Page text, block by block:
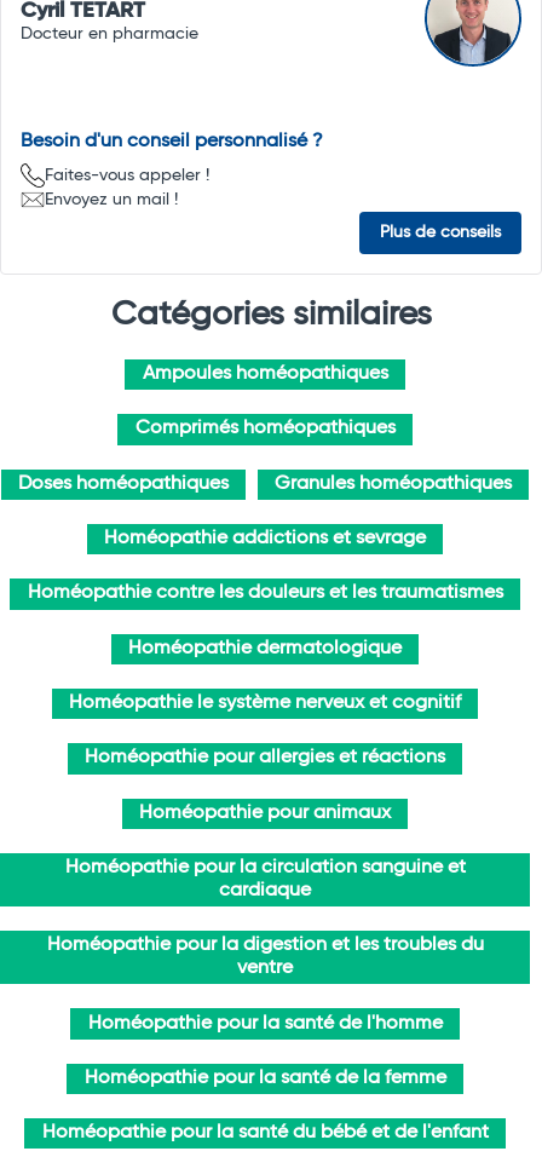
Cyril TETART
Docteur en pharmacie
Besoin d'un conseil personnalisé ?
Faites-vous appeler !
Envoyez un mail !
Plus de conseils
Catégories similaires
Ampoules homéopathiques
Comprimés homéopathiques
Doses homéopathiques Granules homéopathiques
Homéopathie addictions et sevrage
Homéopathie contre les douleurs et les traumatismes
Homéopathie dermatologique
Homéopathie le système nerveux et cognitif
Homéopathie pour allergies et réactions
Homéopathie pour animaux
Homéopathie pour la circulation sanguine et
cardiaque
Homéopathie pour la digestion et les troubles du
ventre
Homéopathie pour la santé de l'homme
Homéopathie pour la santé de la femme
Homéopathie pour la santé du bébé et de l'enfant